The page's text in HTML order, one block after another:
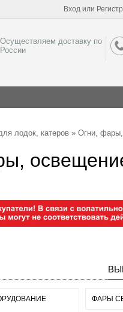
Вход или
Осуществляем доставку по
России
лодок, катеров » Огни, фары,
ФАРЫ